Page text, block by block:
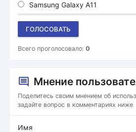
Samsung Galaxy A11
ГОЛОСОВАТЬ
Всего проголосовало: 0
Мнение
Поделитесь своим мнением об
задайте вопрос в комментариях ниже
Имя